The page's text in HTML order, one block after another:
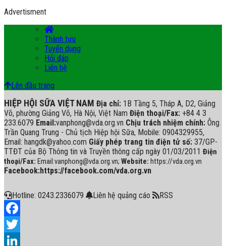
Advertisment
Thành tựu
Tuyển dụng
Hỏi đáp
Liên hệ
Lên đầu trang
HIỆP HỘI SỮA VIỆT NAM Địa chỉ: 1B Tầng 5, Tháp A, D2, Giảng
Võ, phường Giảng Võ, Hà Nội, Việt Nam Điện thoại/Fax: +84 4 3
233.6079 Email:vanphong@vda.org.vn Chịu trách nhiệm chính: Ông
Trần Quang Trung - Chủ tịch Hiệp hội Sữa, Mobile: 0904329955,
Email: hangdk@yahoo.com Giấy phép trang tin điện tử số: 37/GP-
TTĐT của Bộ Thông tin và Truyền thông cấp ngày 01/03/2011 Điện
thoại/Fax: Email:vanphong@vda.org.vn; Website: https://vda.org.vn
Facebook:https://facebook.com/vda.org.vn
Hotline: 0243.2336079 Liên hệ quảng cáo RSS
Facebook
Twitter